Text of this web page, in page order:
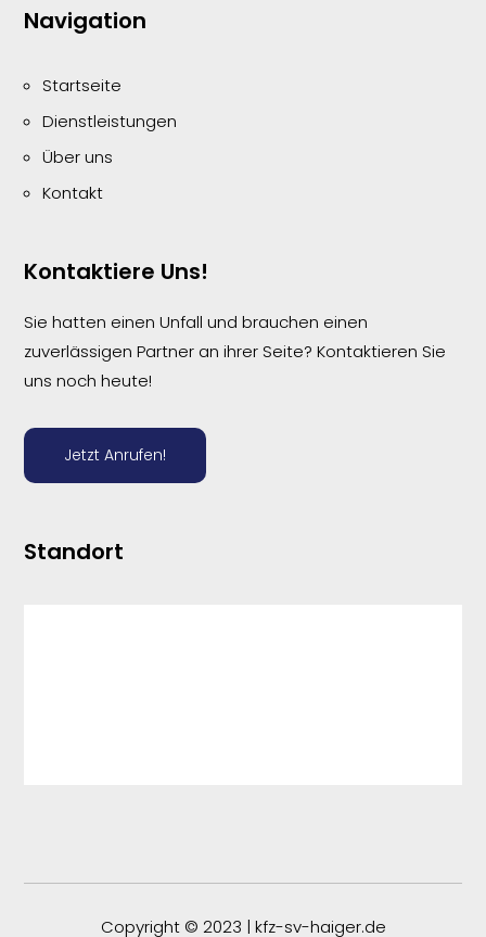
Navigation
Startseite
Dienstleistungen
Über uns
Kontakt
Kontaktiere Uns!
Sie hatten einen Unfall und brauchen einen
zuverlässigen Partner an ihrer Seite? Kontaktieren Sie
uns noch heute!
Jetzt Anrufen!
Standort
Copyright © 2023 | kfz-sv-haiger.de